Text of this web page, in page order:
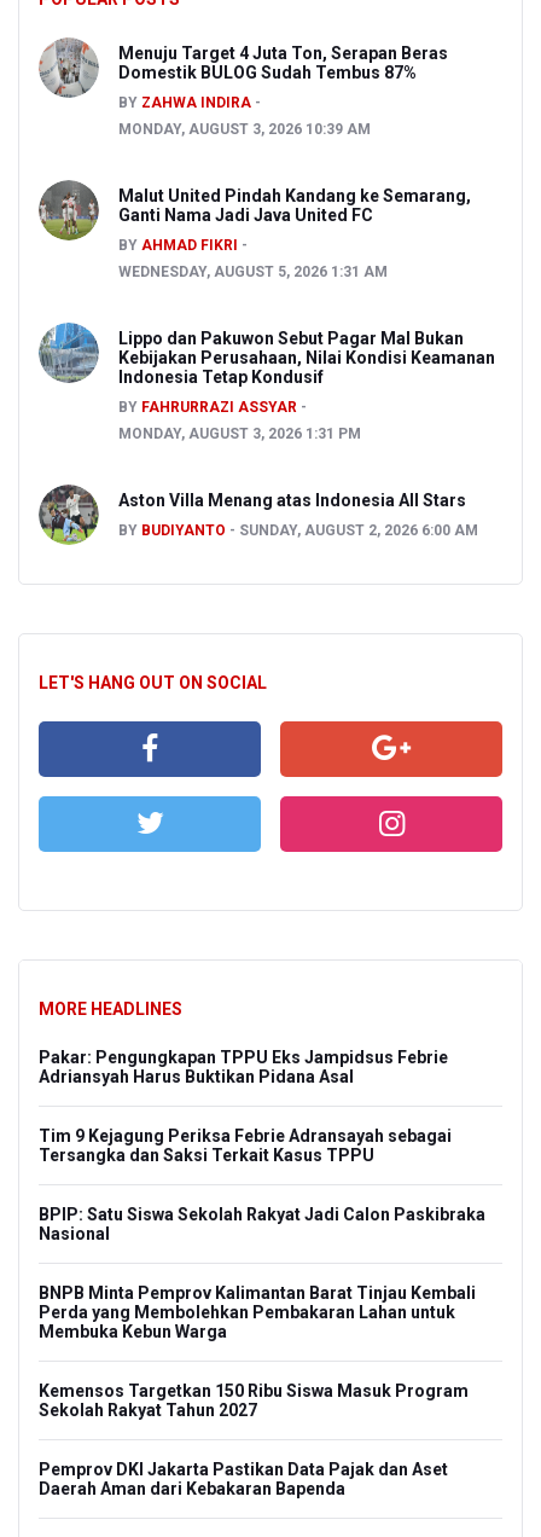
Menuju Target 4 Juta Ton, Serapan Beras
Domestik BULOG Sudah Tembus 87%
BY ZAHWA INDIRA
MONDAY, AUGUST 3, 2026 10:39 AM
Malut United Pindah Kandang ke Semarang,
Ganti Nama Jadi Java United FC
BY AHMAD FIKRI
WEDNESDAY, AUGUST 5, 2026 1:31 AM
Lippo dan Pakuwon Sebut Pagar Mal Bukan
Kebijakan Perusahaan, Nilai Kondisi Keamanan
Indonesia Tetap Kondusif
BY FAHRURRAZI ASSYAR
MONDAY, AUGUST 3, 2026 1:31 PM
Aston Villa Menang atas Indonesia All Stars
BY BUDIYANTO SUNDAY, AUGUST 2, 2026 6:00 AM
LET'S HANG OUT ON SOCIAL
MORE HEADLINES
Pakar: Pengungkapan TPPU Eks Jampidsus Febrie
Adriansyah Harus Buktikan Pidana Asal
Tim 9 Kejagung Periksa Febrie Adransayah sebagai
Tersangka dan Saksi Terkait Kasus TPPU
BPIP: Satu Siswa Sekolah Rakyat Jadi Calon Paskibraka
Nasional
BNPB Minta Pemprov Kalimantan Barat Tinjau Kembali
Perda yang Membolehkan Pembakaran Lahan untuk
Membuka Kebun Warga
Kemensos Targetkan 150 Ribu Siswa Masuk Program
Sekolah Rakyat Tahun 2027
Pemprov DKI Jakarta Pastikan Data Pajak dan Aset
Daerah Aman dari Kebakaran Bapenda